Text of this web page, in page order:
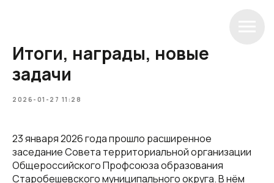
Итоги, награды, новые
задачи
2026-01-27 11:28
23 января 2026 года прошло расширенное
заседание Совета территориальной организации
Общероссийского Профсоюза образования
Старобешевского муниципального округа. В нём